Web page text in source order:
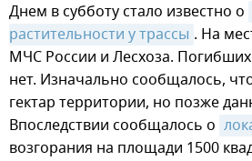
Днем в субботу стало известно о
растительности у трассы . На
МЧС России и Лесхоза.
нет. Изначально сообщалось,
гектар территории, но позже
Впоследствии сообщалось о
возгорания на площади 1500